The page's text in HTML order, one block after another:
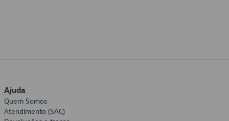
Ajuda
Quem Somos
Atendimento (SAC)